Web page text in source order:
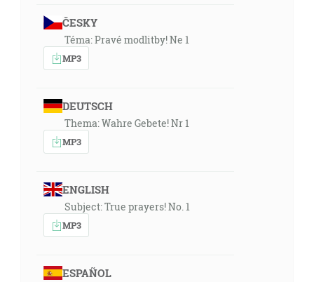
ČESKY
Téma: Pravé modlitby! Ne 1
MP3
DEUTSCH
Thema: Wahre Gebete! Nr 1
MP3
ENGLISH
Subject: True prayers! No. 1
MP3
ESPAÑOL